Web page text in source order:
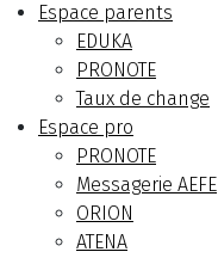
Espace parents
EDUKA
PRONOTE
Taux de change
Espace pro
PRONOTE
Messagerie AEFE
ORION
ATENA